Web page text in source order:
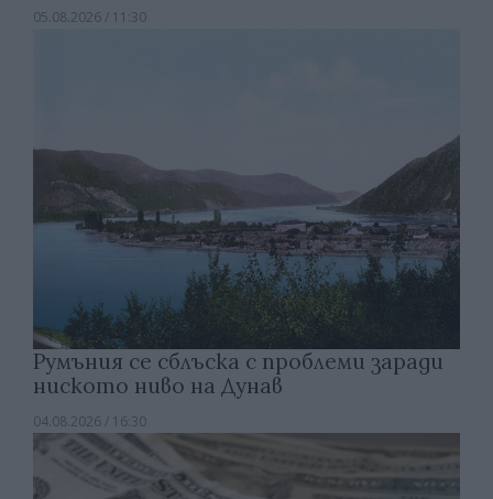
05.08.2026 / 11:30
Румъния се сблъска с проблеми заради
ниското ниво на Дунав
04.08.2026 / 16:30